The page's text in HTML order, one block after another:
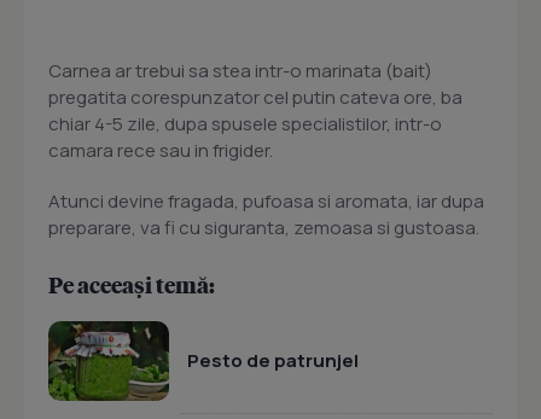
Carnea ar trebui sa stea intr-o marinata (bait)
pregatita corespunzator cel putin cateva ore, ba
chiar 4-5 zile, dupa spusele specialistilor, intr-o
camara rece sau in frigider.
Atunci devine fragada, pufoasa si aromata, iar dupa
preparare, va fi cu siguranta, zemoasa si gustoasa.
Pe aceeași temă:
Pesto de patrunjel